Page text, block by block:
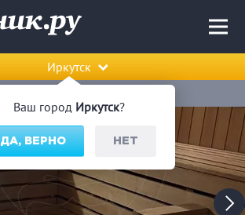
Ваш город Иркутск?
ДА, ВЕРНО НЕТ
Иркутск